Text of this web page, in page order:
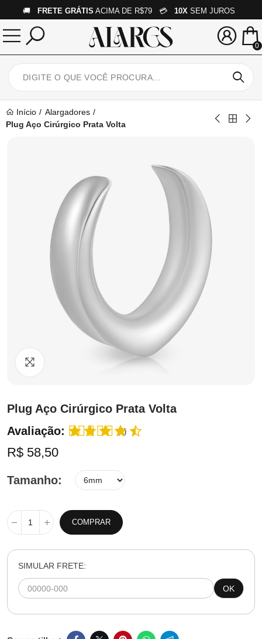
🚚 FRETE GRÁTIS ACIMA DE R$79 💳 10X SEM JUROS
0
Início
Alargadores
Plug Aço Cirúrgico Prata Volta
Clique para ampliar
Plug Aço Cirúrgico Prata Volta
Avaliação:
(1)
R$ 58,50
Tamanho
COMPRAR
SIMULAR FRETE:
OK